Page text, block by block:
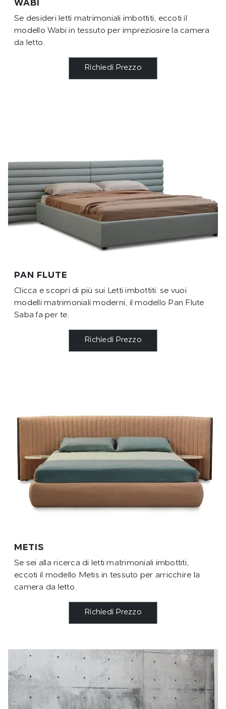
WABI
Se desideri letti matrimoniali imbottiti, eccoti il
modello Wabi in tessuto per impreziosire la camera
da letto.
Richiedi Prezzo
PAN FLUTE
Clicca e scopri di più sui Letti imbottiti: se vuoi
modelli matrimoniali moderni, il modello Pan Flute
Saba fa per te.
Richiedi Prezzo
METIS
Se sei alla ricerca di letti matrimoniali imbottiti,
eccoti il modello Metis in tessuto per arricchire la
camera da letto.
Richiedi Prezzo